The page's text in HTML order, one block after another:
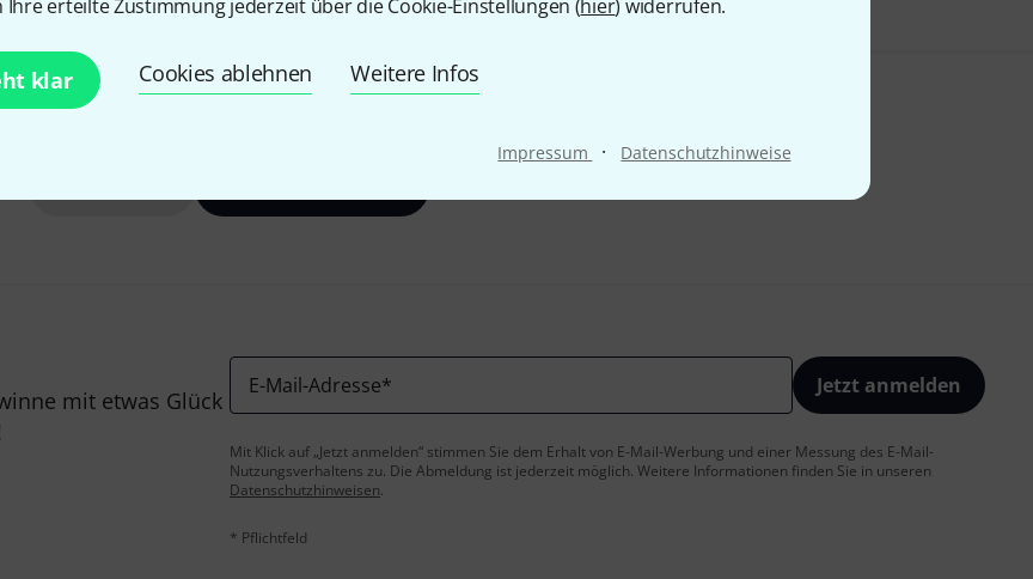
Ihre erteilte Zustimmung jederzeit über die Cookie-Einstellungen (hier) widerrufen.
klar Cookies ablehnen Weitere Infos
Impressum · Datenschutzhinweise
Gefällt Ihnen, was Sie sehen?
mit etwas Glück
E-Mail-Adresse* Jetzt anmelden
Mit Klick auf „Jetzt anmelden“ stimmen Sie dem Erhalt von E-Mail-Werbung und einer Messung des E-Mail-
Nutzungsverhaltens zu. Die Abmeldung ist jederzeit möglich. Weitere Informationen finden Sie in unseren
Datenschutzhinweisen.
* Pflichtfeld